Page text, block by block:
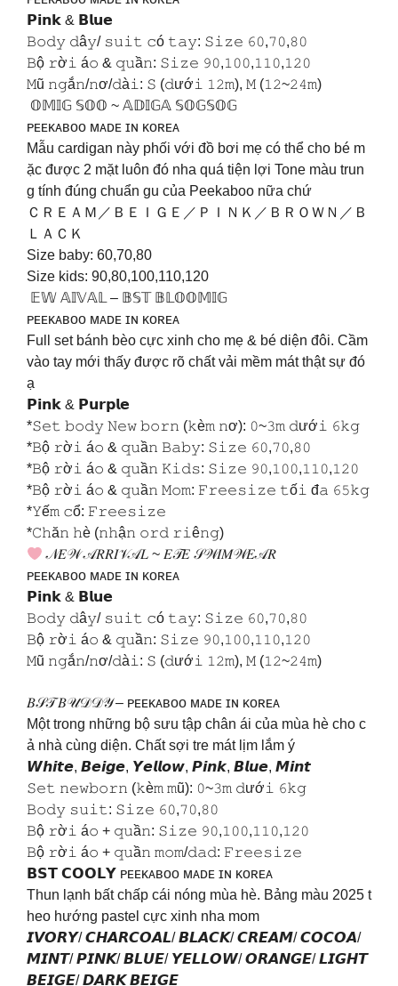
𝗣𝗶𝗻𝗸 & 𝗕𝗹𝘂𝗲
𝙱𝚘𝚍𝚢 𝚍â𝚢/ 𝚜𝚞𝚒𝚝 𝚌ó 𝚝𝚊𝚢: 𝚂𝚒𝚣𝚎 𝟼𝟶,𝟽𝟶,𝟾𝟶
𝙱ộ 𝚛ờ𝚒 á𝚘 & 𝚚𝚞ầ𝚗: 𝚂𝚒𝚣𝚎 𝟿𝟶,𝟷𝟶𝟶,𝟷𝟷𝟶,𝟷𝟸𝟶
𝙼ũ 𝚗𝚐ắ𝚗/𝚗ơ/𝚍à𝚒: 𝚂 (𝚍ướ𝚒 𝟷𝟸𝚖), 𝙼 (𝟷𝟸~𝟸𝟺𝚖)
𝕆𝕄𝕀𝔾 𝕊𝕆𝕆 ~ 𝔸𝔻𝕀𝔾𝔸 𝕊𝕆𝔾𝕊𝕆𝔾
ᴘᴇᴇᴋᴀʙᴏᴏ ᴍᴀᴅᴇ ɪɴ ᴋᴏʀᴇᴀ
Mẫu cardigan này phối với đồ bơi mẹ có thể cho bé m
ặc được 2 mặt luôn đó nha quá tiện lợi Tone màu trun
g tính đúng chuẩn gu của Peekaboo nữa chứ
ＣＲＥＡＭ／ＢＥＩＧＥ／ＰＩＮＫ／ＢＲＯＷＮ／Ｂ
ＬＡＣＫ
Size baby: 60,70,80
Size kids: 90,80,100,110,120
𝔼𝕎 𝔸𝕀𝕍𝔸𝕃 – 𝔹𝕊𝕋 𝔹𝕃𝕆𝕆𝕄𝕀𝔾
ᴘᴇᴇᴋᴀʙᴏᴏ ᴍᴀᴅᴇ ɪɴ ᴋᴏʀᴇᴀ
Full set bánh bèo cực xinh cho mẹ & bé diện đôi. Cầm
vào tay mới thấy được rõ chất vải mềm mát thật sự đó
ạ
𝗣𝗶𝗻𝗸 & 𝗣𝘂𝗿𝗽𝗹𝗲
*𝚂𝚎𝚝 𝚋𝚘𝚍𝚢 𝙽𝚎𝚠 𝚋𝚘𝚛𝚗 (𝚔è𝚖 𝚗ơ): 𝟶~𝟹𝚖 𝚍ướ𝚒 𝟼𝚔𝚐
*𝙱ộ 𝚛ờ𝚒 á𝚘 & 𝚚𝚞ầ𝚗 𝙱𝚊𝚋𝚢: 𝚂𝚒𝚣𝚎 𝟼𝟶,𝟽𝟶,𝟾𝟶
*𝙱ộ 𝚛ờ𝚒 á𝚘 & 𝚚𝚞ầ𝚗 𝙺𝚒𝚍𝚜: 𝚂𝚒𝚣𝚎 𝟿𝟶,𝟷𝟶𝟶,𝟷𝟷𝟶,𝟷𝟸𝟶
*𝙱ộ 𝚛ờ𝚒 á𝚘 & 𝚚𝚞ầ𝚗 𝙼𝚘𝚖: 𝙵𝚛𝚎𝚎𝚜𝚒𝚣𝚎 𝚝ố𝚒 đ𝚊 𝟼𝟻𝚔𝚐
*𝚈ế𝚖 𝚌ổ: 𝙵𝚛𝚎𝚎𝚜𝚒𝚣𝚎
*𝙲𝚑ă𝚗 𝚑è (𝚗𝚑ậ𝚗 𝚘𝚛𝚍 𝚛𝚒ê𝚗𝚐)
𝒩𝐸𝒲 𝒜𝑅𝑅𝐼𝒱𝒜𝐿 ~ 𝐸𝒯𝐸 𝒮𝒲𝐼𝑀𝒲𝐸𝒜𝑅
ᴘᴇᴇᴋᴀʙᴏᴏ ᴍᴀᴅᴇ ɪɴ ᴋᴏʀᴇᴀ
𝗣𝗶𝗻𝗸 & 𝗕𝗹𝘂𝗲
𝙱𝚘𝚍𝚢 𝚍â𝚢/ 𝚜𝚞𝚒𝚝 𝚌ó 𝚝𝚊𝚢: 𝚂𝚒𝚣𝚎 𝟼𝟶,𝟽𝟶,𝟾𝟶
𝙱ộ 𝚛ờ𝚒 á𝚘 & 𝚚𝚞ầ𝚗: 𝚂𝚒𝚣𝚎 𝟿𝟶,𝟷𝟶𝟶,𝟷𝟷𝟶,𝟷𝟸𝟶
𝙼ũ 𝚗𝚐ắ𝚗/𝚗ơ/𝚍à𝚒: 𝚂 (𝚍ướ𝚒 𝟷𝟸𝚖), 𝙼 (𝟷𝟸~𝟸𝟺𝚖)
𝐵𝒮𝒯 𝐵𝒰𝒟𝒟𝒴 – ᴘᴇᴇᴋᴀʙᴏᴏ ᴍᴀᴅᴇ ɪɴ ᴋᴏʀᴇᴀ
Một trong những bộ sưu tập chân ái của mùa hè cho c
ả nhà cùng diện. Chất sợi tre mát lịm lắm ý
𝙒𝙝𝙞𝙩𝙚, 𝘽𝙚𝙞𝙜𝙚, 𝙔𝙚𝙡𝙡𝙤𝙬, 𝙋𝙞𝙣𝙠, 𝘽𝙡𝙪𝙚, 𝙈𝙞𝙣𝙩
𝚂𝚎𝚝 𝚗𝚎𝚠𝚋𝚘𝚛𝚗 (𝚔è𝚖 𝚖ũ): 𝟶~𝟹𝚖 𝚍ướ𝚒 𝟼𝚔𝚐
𝙱𝚘𝚍𝚢 𝚜𝚞𝚒𝚝: 𝚂𝚒𝚣𝚎 𝟼𝟶,𝟽𝟶,𝟾𝟶
𝙱ộ 𝚛ờ𝚒 á𝚘 + 𝚚𝚞ầ𝚗: 𝚂𝚒𝚣𝚎 𝟿𝟶,𝟷𝟶𝟶,𝟷𝟷𝟶,𝟷𝟸𝟶
𝙱ộ 𝚛ờ𝚒 á𝚘 + 𝚚𝚞ầ𝚗 𝚖𝚘𝚖/𝚍𝚊𝚍: 𝙵𝚛𝚎𝚎𝚜𝚒𝚣𝚎
️𝗕𝗦𝗧 𝗖𝗢𝗢𝗟𝗬️ ᴘᴇᴇᴋᴀʙᴏᴏ ᴍᴀᴅᴇ ɪɴ ᴋᴏʀᴇᴀ
Thun lạnh bất chấp cái nóng mùa hè. Bảng màu 2025 t
heo hướng pastel cực xinh nha mom
𝙄𝙑𝙊𝙍𝙔/ 𝘾𝙃𝘼𝙍𝘾𝙊𝘼𝙇/ 𝘽𝙇𝘼𝘾𝙆/ 𝘾𝙍𝙀𝘼𝙈/ 𝘾𝙊𝘾𝙊𝘼/
𝙈𝙄𝙉𝙏/ 𝙋𝙄𝙉𝙆/ 𝘽𝙇𝙐𝙀/ 𝙔𝙀𝙇𝙇𝙊𝙒/ 𝙊𝙍𝘼𝙉𝙂𝙀/ 𝙇𝙄𝙂𝙃𝙏
𝘽𝙀𝙄𝙂𝙀/ 𝘿𝘼𝙍𝙆 𝘽𝙀𝙄𝙂𝙀